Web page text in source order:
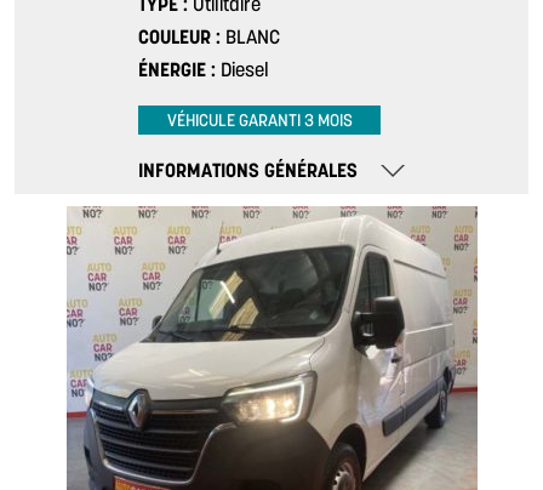
COULEUR
BLANC
ÉNERGIE
Diesel
VÉHICULE GARANTI 3 MOIS
INFORMATIONS GÉNÉRALES